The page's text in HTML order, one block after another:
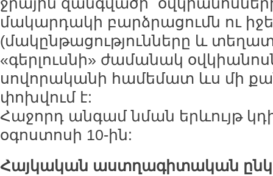
ջրային զանգվածի`
մակարդակի բարձրացումն ու
(մակընթացությունները և
«գերլուսնի» ժամանակ
սովորականի համեմատ ևս մի
փոխվում է:
Հաջորդ անգամ նման երևույթ
օգոստոսի 10-ին:
Հայկական աստղագիտական